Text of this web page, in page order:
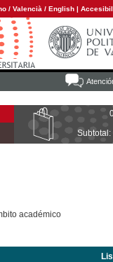
/ Valencià / English |
Subtotal:
académico